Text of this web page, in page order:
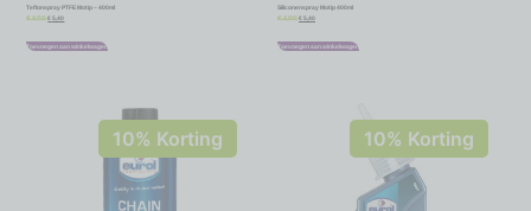
Teflonspray PTFE Motip – 400ml
€6,00 €5,40
Toevoegen aan winkelwagen
Siliconenspray Motip 400ml
6,00 €5,40
Toevoegen aan winkelwagen
10% Korting 10% Korting